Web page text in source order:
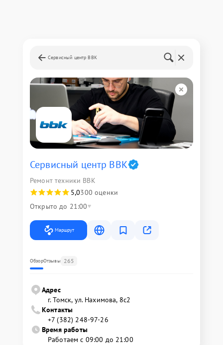
Сервисный центр BBK
Сервисный центр BBK
Ремонт техники BBK
5,0300 оценки
Открыто до 21:00
Маршрут
ОбзорОтзывы 265
Адрес
г. Томск, ул. Нахимова, 8с2
Контакты
+7 (382) 248-97-26
Время работы
Работаем с 09:00 до 21:00